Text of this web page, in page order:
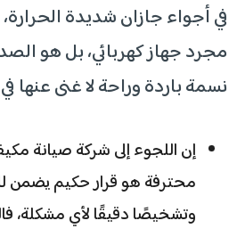
في أجواء جازان شديدة
مجرد جهاز كهربائي، بل هو
نسمة باردة وراحة لا غنى
إن اللجوء إلى شركة صيانة
محترفة هو قرار حكيم يضمن
وتشخيصًا دقيقًا لأي مشكلة،